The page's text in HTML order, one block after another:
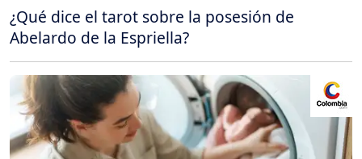
¿Qué dice el tarot sobre la posesión de
Abelardo de la Espriella?